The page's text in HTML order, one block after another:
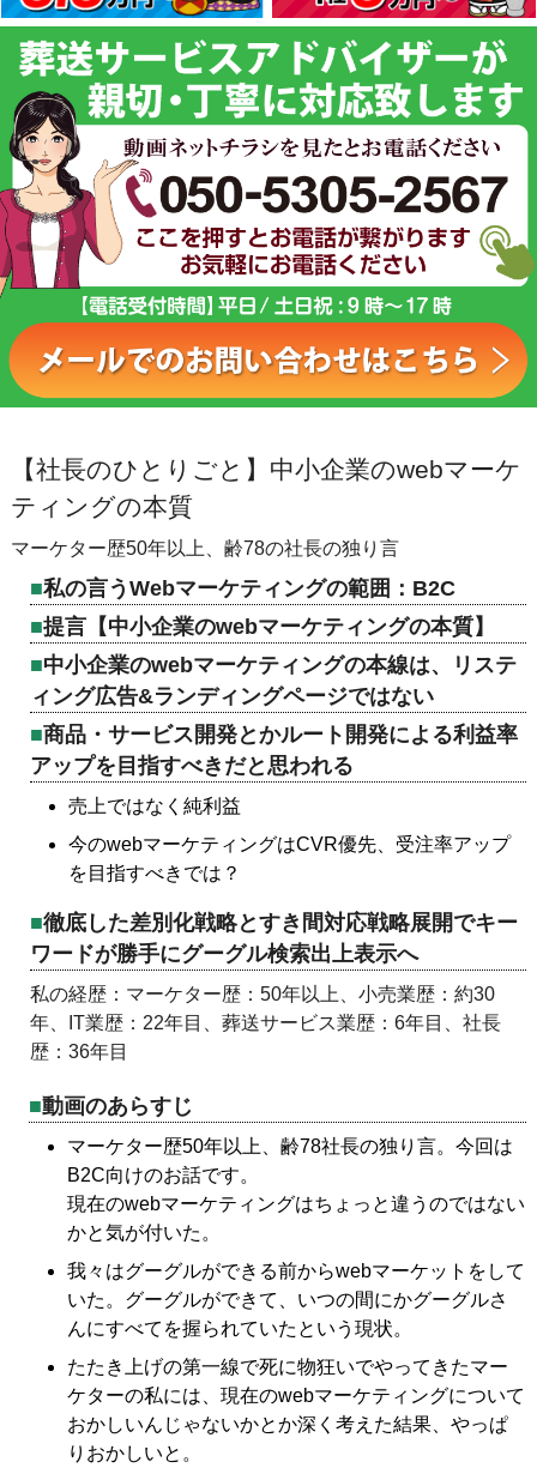
【社長のひとりごと】中小企業のwebマーケ
ティングの本質
マーケター歴50年以上、齢78の社長の独り言
私の言うWebマーケティングの範囲：B2C
提言【中小企業のwebマーケティングの本質】
中小企業のwebマーケティングの本線は、リステ
ィング広告&ランディングページではない
商品・サービス開発とかルート開発による利益率
アップを目指すべきだと思われる
売上ではなく純利益
今のwebマーケティングはCVR優先、受注率アップ
を目指すべきでは？
徹底した差別化戦略とすき間対応戦略展開でキー
ワードが勝手にグーグル検索出上表示へ
私の経歴：マーケター歴：50年以上、小売業歴：約30
年、IT業歴：22年目、葬送サービス業歴：6年目、社長
歴：36年目
動画のあらすじ
マーケター歴50年以上、齢78社長の独り言。今回は
B2C向けのお話です。
現在のwebマーケティングはちょっと違うのではない
かと気が付いた。
我々はグーグルができる前からwebマーケットをして
いた。グーグルができて、いつの間にかグーグルさ
んにすべてを握られていたという現状。
たたき上げの第一線で死に物狂いでやってきたマー
ケターの私には、現在のwebマーケティングについて
おかしいんじゃないかとか深く考えた結果、やっぱ
りおかしいと。